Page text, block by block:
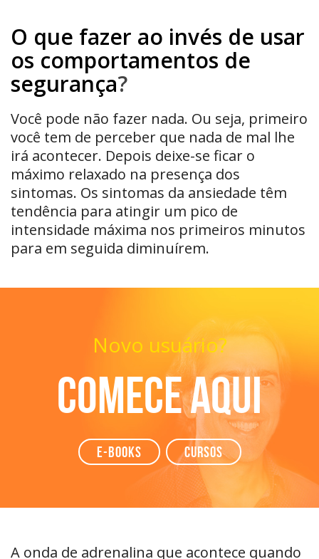
O que fazer ao invés de usar
os comportamentos de
segurança?
Você pode não fazer nada. Ou seja, primeiro
você tem de perceber que nada de mal lhe
irá acontecer. Depois deixe-se ficar o
máximo relaxado na presença dos
sintomas. Os sintomas da ansiedade têm
tendência para atingir um pico de
intensidade máxima nos primeiros minutos
para em seguida diminuírem.
Novo usuário?
Comece aqui
e-books Cursos
A onda de adrenalina que acontece quando